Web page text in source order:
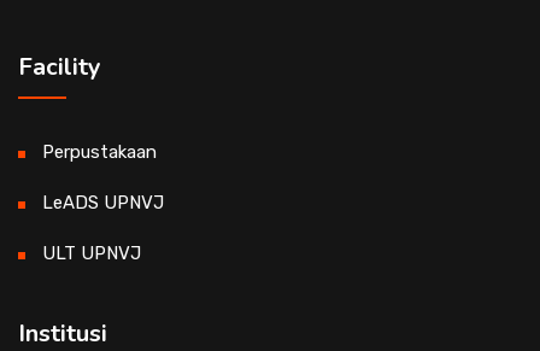
Facility
Perpustakaan
LeADS UPNVJ
ULT UPNVJ
Institusi